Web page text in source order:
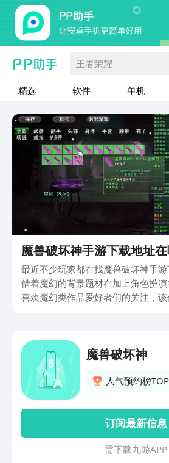
王者荣耀
精选 软件 单机
魔兽破坏神手游下载地址
最近不少玩家都在找魔兽破坏神手
借着魔幻的背景题材在加上角色扮
喜欢魔幻类作品爱好者们的关注，
下载。
魔兽破坏神
人气预约榜
订阅最新信息
需 下 载 九 游 A P P